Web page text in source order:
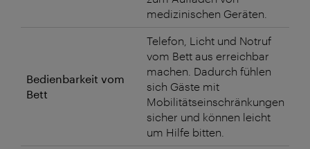
medizinischen Geräten.
Bedienbarkeit vom
Bett
Telefon, Licht und Notruf
vom Bett aus erreichbar
machen. Dadurch fühlen
sich Gäste mit
Mobilitätseinschränkungen
sicher und können leicht
um Hilfe bitten.